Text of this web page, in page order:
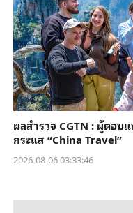
ผลสำรวจ CGTN : ผู้ตอบ
กระแส “China Travel”
2026-08-06 03:33:46